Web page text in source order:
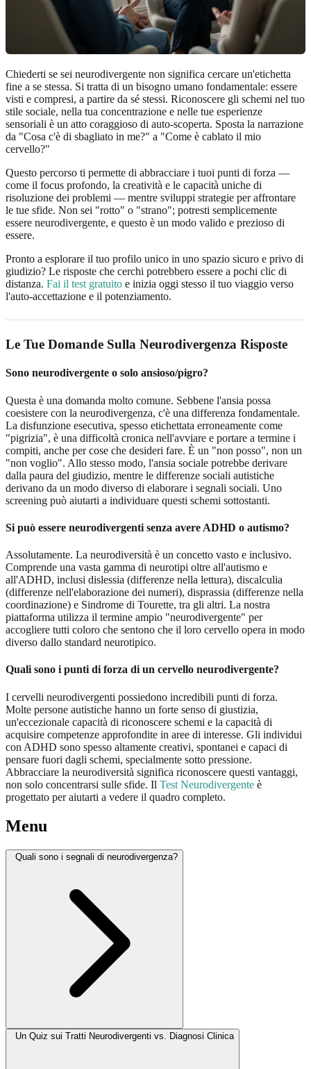
Chiederti se sei neurodivergente non significa cercare un'etichetta
fine a se stessa. Si tratta di un bisogno umano fondamentale: essere
visti e compresi, a partire da sé stessi. Riconoscere gli schemi nel tuo
stile sociale, nella tua concentrazione e nelle tue esperienze
sensoriali è un atto coraggioso di auto-scoperta. Sposta la narrazione
da "Cosa c'è di sbagliato in me?" a "Come è cablato il mio
cervello?"
Questo percorso ti permette di abbracciare i tuoi punti di forza —
come il focus profondo, la creatività e le capacità uniche di
risoluzione dei problemi — mentre sviluppi strategie per affrontare
le tue sfide. Non sei "rotto" o "strano"; potresti semplicemente
essere neurodivergente, e questo è un modo valido e prezioso di
essere.
Pronto a esplorare il tuo profilo unico in uno spazio sicuro e privo di
giudizio? Le risposte che cerchi potrebbero essere a pochi clic di
distanza. Fai il test gratuito e inizia oggi stesso il tuo viaggio verso
l'auto-accettazione e il potenziamento.
Le Tue Domande Sulla Neurodivergenza Risposte
Sono neurodivergente o solo ansioso/pigro?
Questa è una domanda molto comune. Sebbene l'ansia possa
coesistere con la neurodivergenza, c'è una differenza fondamentale.
La disfunzione esecutiva, spesso etichettata erroneamente come
"pigrizia", è una difficoltà cronica nell'avviare e portare a termine i
compiti, anche per cose che desideri fare. È un "non posso", non un
"non voglio". Allo stesso modo, l'ansia sociale potrebbe derivare
dalla paura del giudizio, mentre le differenze sociali autistiche
derivano da un modo diverso di elaborare i segnali sociali. Uno
screening può aiutarti a individuare questi schemi sottostanti.
Si può essere neurodivergenti senza avere ADHD o autismo?
Assolutamente. La neurodiversità è un concetto vasto e inclusivo.
Comprende una vasta gamma di neurotipi oltre all'autismo e
all'ADHD, inclusi dislessia (differenze nella lettura), discalculia
(differenze nell'elaborazione dei numeri), disprassia (differenze nella
coordinazione) e Sindrome di Tourette, tra gli altri. La nostra
piattaforma utilizza il termine ampio "neurodivergente" per
accogliere tutti coloro che sentono che il loro cervello opera in modo
diverso dallo standard neurotipico.
Quali sono i punti di forza di un cervello neurodivergente?
I cervelli neurodivergenti possiedono incredibili punti di forza.
Molte persone autistiche hanno un forte senso di giustizia,
un'eccezionale capacità di riconoscere schemi e la capacità di
acquisire competenze approfondite in aree di interesse. Gli individui
con ADHD sono spesso altamente creativi, spontanei e capaci di
pensare fuori dagli schemi, specialmente sotto pressione.
Abbracciare la neurodiversità significa riconoscere questi vantaggi,
non solo concentrarsi sulle sfide. Il Test Neurodivergente è
progettato per aiutarti a vedere il quadro completo.
Menu
Quali sono i segnali di neurodivergenza?
Un Quiz sui Tratti Neurodivergenti vs. Diagnosi Clinica